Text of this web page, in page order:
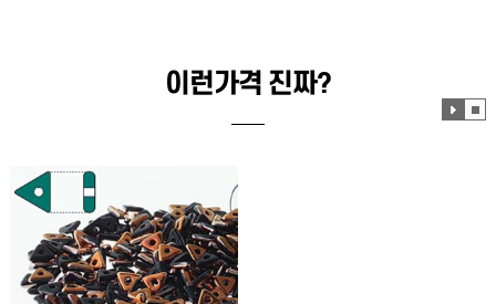
이런가격 진짜?
효
효